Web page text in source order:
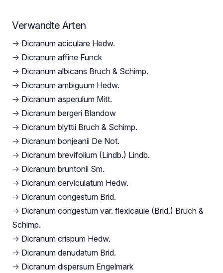
Verwandte Arten
→ Dicranum aciculare Hedw.
→ Dicranum affine Funck
→ Dicranum albicans Bruch & Schimp.
→ Dicranum ambiguum Hedw.
→ Dicranum asperulum Mitt.
→ Dicranum bergeri Blandow
→ Dicranum blyttii Bruch & Schimp.
→ Dicranum bonjeanii De Not.
→ Dicranum brevifolium (Lindb.) Lindb.
→ Dicranum bruntonii Sm.
→ Dicranum cerviculatum Hedw.
→ Dicranum congestum Brid.
→ Dicranum congestum var. flexicaule (Brid.) Bruch &
Schimp.
→ Dicranum crispum Hedw.
→ Dicranum denudatum Brid.
→ Dicranum dispersum Engelmark